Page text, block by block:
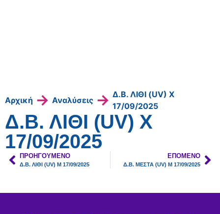
Αρχική → Αναλύσεις → Δ.Β. ΛΙΘΙ (UV) Χ
17/09/2025
Δ.Β. ΛΙΘΙ (UV) Χ
17/09/2025
ΠΡΟΗΓΟΎΜΕΝΟ
Δ.Β. ΛΙΘΙ (UV) Μ 17/09/2025
ΕΠΌΜΕΝΟ
Δ.Β. ΜΕΣΤΑ (UV) Μ 17/09/2025